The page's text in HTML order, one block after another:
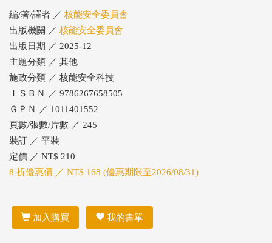
編/著/譯者 ／ 核能安全委員會
出版機關 ／ 核能安全委員會
出版日期 ／ 2025-12
主題分類 ／ 其他
施政分類 ／ 核能安全科技
ＩＳＢＮ ／ 9786267658505
ＧＰＮ ／ 1011401552
頁數/張數/片數 ／ 245
裝訂 ／ 平裝
定價 ／ NT$ 210
8 折優惠價 ／ NT$ 168 (優惠期限至2026/08/31)
加入購買 我的書單